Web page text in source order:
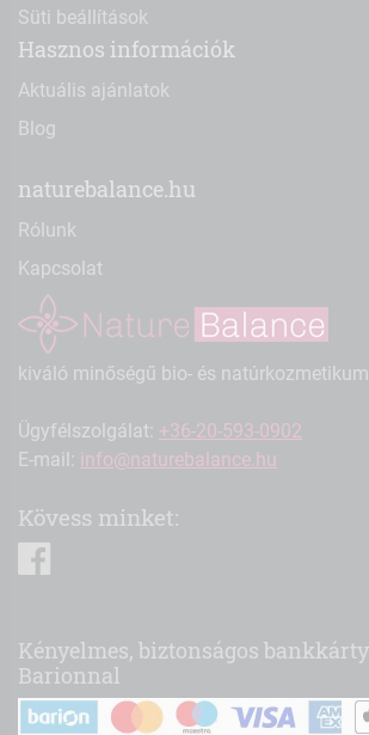
Süti beállítások
Hasznos információk
Aktuális ajánlatok
Blog
naturebalance.hu
Rólunk
Kapcsolat
kiváló minőségű bio- és
Ügyfélszolgálat: +36-20-593-0902
E-mail: info@naturebalance.hu
Kövess minket:
Kényelmes, biztonságos
Barionnal